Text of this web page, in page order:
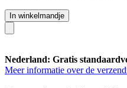
In winkelmandje
Nederland: Gratis
Meer informatie over de